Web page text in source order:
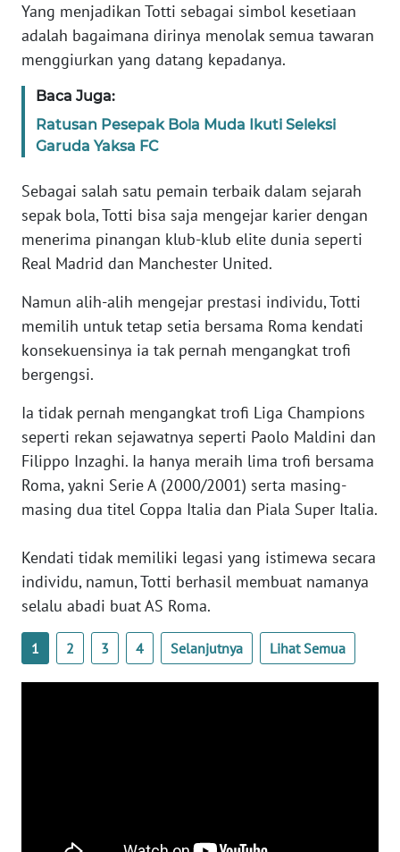
Yang menjadikan Totti sebagai simbol kesetiaan
adalah bagaimana dirinya menolak semua tawaran
menggiurkan yang datang kepadanya.
Baca Juga:
Ratusan Pesepak Bola Muda Ikuti Seleksi
Garuda Yaksa FC
Sebagai salah satu pemain terbaik dalam sejarah
sepak bola, Totti bisa saja mengejar karier dengan
menerima pinangan klub-klub elite dunia seperti
Real Madrid dan Manchester United.
Namun alih-alih mengejar prestasi individu, Totti
memilih untuk tetap setia bersama Roma kendati
konsekuensinya ia tak pernah mengangkat trofi
bergengsi.
Ia tidak pernah mengangkat trofi Liga Champions
seperti rekan sejawatnya seperti Paolo Maldini dan
Filippo Inzaghi. Ia hanya meraih lima trofi bersama
Roma, yakni Serie A (2000/2001) serta masing-
masing dua titel Coppa Italia dan Piala Super Italia.
Kendati tidak memiliki legasi yang istimewa secara
individu, namun, Totti berhasil membuat namanya
selalu abadi buat AS Roma.
1 2 3 4 Selanjutnya Lihat Semua
JABAR
WN
WN
NTT
WN
KEPRI
WN
WN
PAPUA
WN
RIAU
WN
SERAMBI
JAMBI
WN
SULTRA
WN